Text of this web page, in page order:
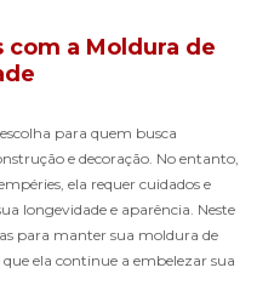
com a Moldura de
para quem busca
e decoração. No entanto,
ela requer cuidados e
longevidade e aparência. Neste
para manter sua moldura de
ela continue a embelezar sua